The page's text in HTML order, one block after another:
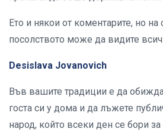
Ето и някои от коментарите, но на
посолството може да видите
Desislava Jovanovich
Във вашите традиции е да
госта си у дома и да лъжете
народ, който всеки ден се бори